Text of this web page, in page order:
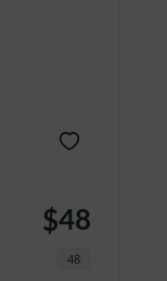
$48
48